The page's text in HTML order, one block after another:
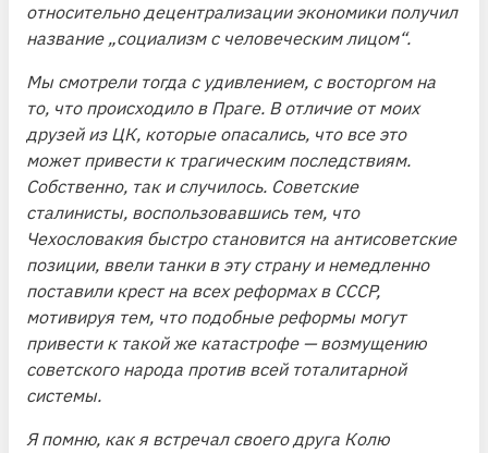
относительно децентрализации экономики получил
название „социализм с человеческим лицом“.
Мы смотрели тогда с удивлением, с восторгом на
то, что происходило в Праге. В отличие от моих
друзей из ЦК, которые опасались, что все это
может привести к трагическим последствиям.
Собственно, так и случилось. Советские
сталинисты, воспользовавшись тем, что
Чехословакия быстро становится на антисоветские
позиции, ввели танки в эту страну и немедленно
поставили крест на всех реформах в СССР,
мотивируя тем, что подобные реформы могут
привести к такой же катастрофе — возмущению
советского народа против всей тоталитарной
системы.
Я помню, как я встречал своего друга Колю